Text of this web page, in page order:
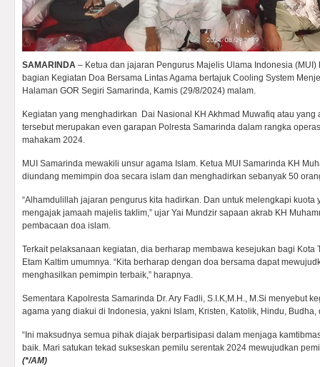
SAMARINDA – Ketua dan jajaran Pengurus Majelis Ulama Indonesia
bagian Kegiatan Doa Bersama Lintas Agama bertajuk Cooling System
Halaman GOR Segiri Samarinda, Kamis (29/8/2024) malam.
Kegiatan yang menghadirkan Dai Nasional KH Akhmad Muwafiq atau yang
tersebut merupakan even garapan Polresta Samarinda dalam rangka
mahakam 2024.
MUI Samarinda mewakili unsur agama Islam. Ketua MUI Samarinda KH
diundang memimpin doa secara islam dan menghadirkan sebanyak 50
“Alhamdulillah jajaran pengurus kita hadirkan. Dan untuk melengkapi kuota
mengajak jamaah majelis taklim,” ujar Yai Mundzir sapaan akrab KH
pembacaan doa islam.
Terkait pelaksanaan kegiatan, dia berharap membawa kesejukan bagi Kota
Etam Kaltim umumnya. “Kita berharap dengan doa bersama dapat
menghasilkan pemimpin terbaik,” harapnya.
Sementara Kapolresta Samarinda Dr. Ary Fadli, S.I.K,M.H., M.Si menyebut
agama yang diakui di Indonesia, yakni Islam, Kristen, Katolik, Hindu, Budha,
“Ini maksudnya semua pihak diajak berpartisipasi dalam menjaga
baik. Mari satukan tekad sukseskan pemilu serentak 2024 mewujudkan
(*/AM)